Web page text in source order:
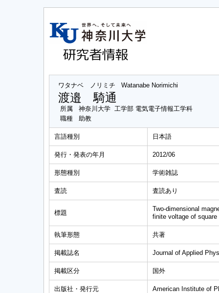
ワタナベ ノリミチ Watanabe Norimichi
渡邉 騎通
所属
神奈川大学 工学部 電気電子情報工学科
職種
助教
言語種別 日本語
発行・発表の年月 2012/06
形態種別 学術雑誌
査読 査読あり
標題
Two-dimensional
finite voltage of
執筆形態 共著
掲載誌名 Journal of Applied
掲載区分 国外
出版社・発行元 American Institute of